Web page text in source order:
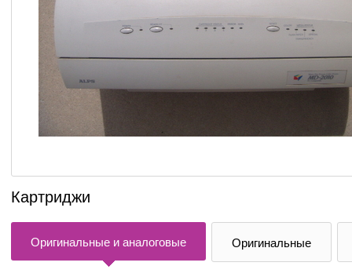
Картриджи
Оригинальные и аналоговые Оригинальные